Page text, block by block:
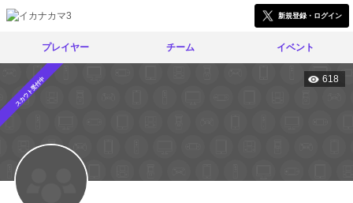
新規登録・ログイン
プレイヤー チーム イベント
スカウト受付中 618